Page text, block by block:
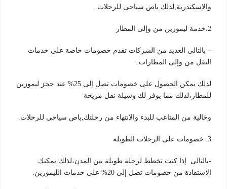
والإسكندرية,لذلك باص سياحى للرحلات.
2.خدمة ليموزين من وإلى المطار
– بالتالى العديد من الشركات تقدم خصومات خاصة على خدمات
النقل من وإلى المطارات.
لذلك يمكن الحصول على خصومات تصل إلى 25% عند حجز ليموزين
للمطار،لذلك مما يوفر لك وسيلة نقل مريحة
وخالية من المتاعب للبدء والانتهاء من رحلتك,باص سياحى للرحلات.
3. خصومات على الرحلات الطويلة
-بالتالى إذا كنت تخطط لرحلة طويلة بين المدن،لذلك يمكنك
الاستفادة من خصومات تصل إلى 20% على خدمات الليموزين.